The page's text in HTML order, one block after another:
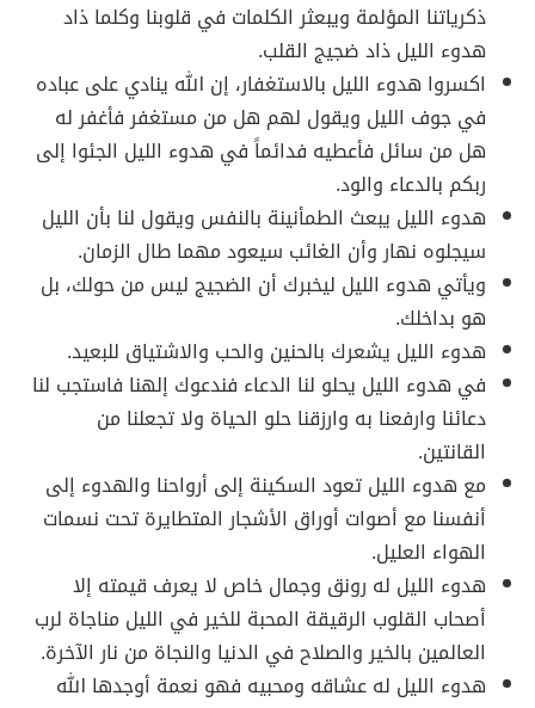
ذكرياتنا المؤلمة ويبعثر الكلمات في قلوبنا وكلما ذاد
هدوء الليل ذاد ضجيج القلب.
اكسروا هدوء الليل بالاستغفار، إن الله ينادي على عباده
في جوف الليل ويقول لهم هل من مستغفر فأغفر له
هل من سائل فأعطيه فدائماً في هدوء الليل الجئوا إلى
ربكم بالدعاء والود.
هدوء الليل يبعث الطمأنينة بالنفس ويقول لنا بأن الليل
سيجلوه نهار وأن الغائب سيعود مهما طال الزمان.
ويأتي هدوء الليل ليخبرك أن الضجيج ليس من حولك، بل
هو بداخلك.
هدوء الليل يشعرك بالحنين والحب والاشتياق للبعيد.
في هدوء الليل يحلو لنا الدعاء فندعوك إلهنا فاستجب لنا
دعائنا وارفعنا به وارزقنا حلو الحياة ولا تجعلنا من
القانتين.
مع هدوء الليل تعود السكينة إلى أرواحنا والهدوء إلى
أنفسنا مع أصوات أوراق الأشجار المتطايرة تحت نسمات
الهواء العليل.
هدوء الليل له رونق وجمال خاص لا يعرف قيمته إلا
أصحاب القلوب الرقيقة المحبة للخير في الليل مناجاة لرب
العالمين بالخير والصلاح في الدنيا والنجاة من نار الآخرة.
هدوء الليل له عشاقه ومحبيه فهو نعمة أوجدها الله